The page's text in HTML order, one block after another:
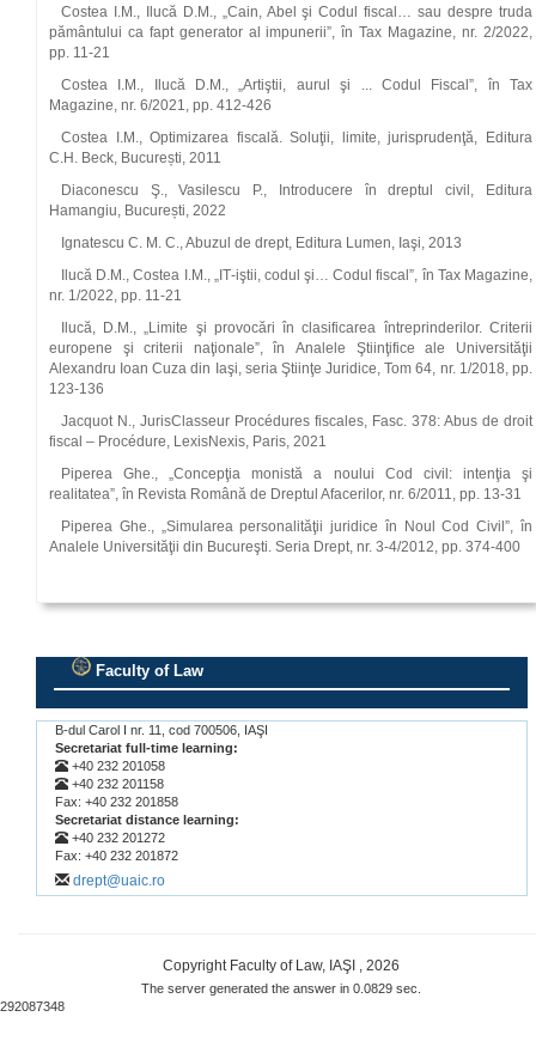
Costea I.M., Ilucă D.M., „Cain, Abel şi Codul fiscal… sau despre truda
pământului ca fapt generator al impunerii”, în Tax Magazine, nr. 2/2022,
pp. 11-21
Costea I.M., Ilucă D.M., „Artiştii, aurul şi ... Codul Fiscal”, în Tax
Magazine, nr. 6/2021, pp. 412-426
Costea I.M., Optimizarea fiscală. Soluţii, limite, jurisprudenţă, Editura
C.H. Beck, București, 2011
Diaconescu Ş., Vasilescu P., Introducere în dreptul civil, Editura
Hamangiu, București, 2022
Ignatescu C. M. C., Abuzul de drept, Editura Lumen, Iaşi, 2013
Ilucă D.M., Costea I.M., „IT‑iştii, codul şi… Codul fiscal”, în Tax Magazine,
nr. 1/2022, pp. 11‑21
Ilucă, D.M., „Limite şi provocări în clasificarea întreprinderilor. Criterii
europene şi criterii naţionale”, în Analele Ştiinţifice ale Universităţii
Alexandru Ioan Cuza din Iaşi, seria Ştiinţe Juridice, Tom 64, nr. 1/2018, pp.
123-136
Jacquot N., JurisClasseur Procédures fiscales, Fasc. 378: Abus de droit
fiscal – Procédure, LexisNexis, Paris, 2021
Piperea Ghe., „Concepţia monistă a noului Cod civil: intenţia şi
realitatea”, în Revista Română de Dreptul Afacerilor, nr. 6/2011, pp. 13-31
Piperea Ghe., „Simularea personalităţii juridice în Noul Cod Civil”, în
Analele Universităţii din Bucureşti. Seria Drept, nr. 3‑4/2012, pp. 374-400
Faculty of Law
B-dul Carol I nr. 11, cod 700506, IAŞI
Secretariat full-time learning:
+40 232 201058
+40 232 201158
Fax: +40 232 201858
Secretariat distance learning:
+40 232 201272
Fax: +40 232 201872
drept@uaic.ro
Copyright Faculty of Law, IAŞI , 2026
The server generated the answer in 0.0829 sec.
292087348